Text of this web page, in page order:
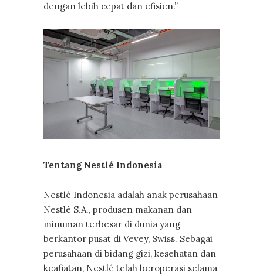
dengan lebih cepat dan efisien.”
Tentang Nestlé Indonesia
Nestlé Indonesia adalah anak perusahaan
Nestlé S.A., produsen makanan dan
minuman terbesar di dunia yang
berkantor pusat di Vevey, Swiss. Sebagai
perusahaan di bidang gizi, kesehatan dan
keafiatan, Nestlé telah beroperasi selama